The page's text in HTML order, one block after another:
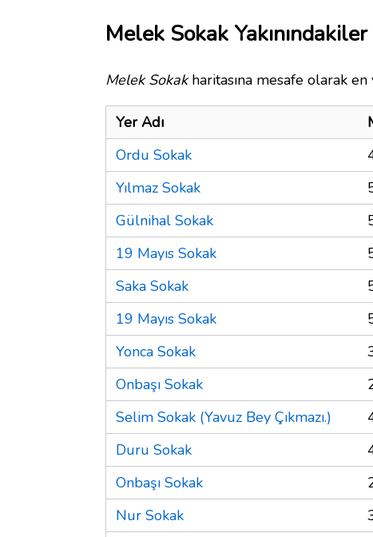
Melek Sokak Yakınındakiler
Melek Sokakharitasına mesafe olarak en
Yer Adı
Ordu Sokak
Yılmaz Sokak
Gülnihal Sokak
19 Mayıs Sokak
Saka Sokak
19 Mayıs Sokak
Yonca Sokak
Onbaşı Sokak
Selim Sokak (Yavuz Bey Çıkmazı.)
Duru Sokak
Onbaşı Sokak
Nur Sokak